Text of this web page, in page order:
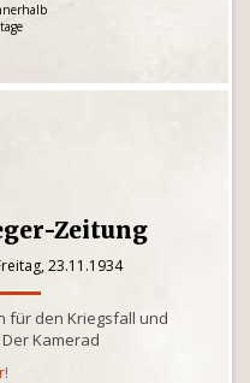
Zeitung
23.11.1934
für den Kriegsfall und
Kamerad